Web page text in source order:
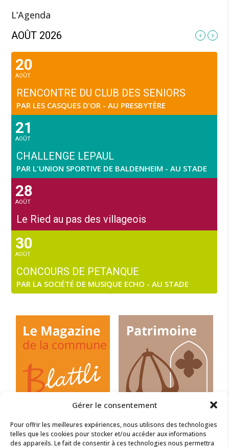
Gérer le consentement
Pour offrir les meilleures expériences, nous utilisons des technologies
telles que les cookies pour stocker et/ou accéder aux informations
des appareils. Le fait de consentir à ces technologies nous permettra
L’Agenda
AOÛT 2026
20
AOÛT
RENCONTRE DU CLUB DES SENIORS
PAR LES CASQUES D’OR - AU PRESBYTÈRE
21
AOÛT
CHALLENGE LEPAUL
PAR L'UNION SPORTIVE DE BALDENHEIM - AU STADE
28
AOÛT
Le Ried au pas des villageois
30
AOÛT
CONCOURS DE PETANQUE
PAR LA SOCIÉTÉ DE MUSIQUE ECHO - AU STADE